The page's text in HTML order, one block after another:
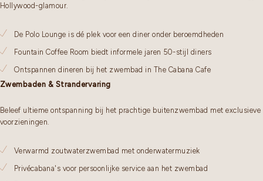
Hollywood-glamour.
De Polo Lounge is dé plek voor een diner onder beroemdheden
Fountain Coffee Room biedt informele jaren 50-stijl diners
Ontspannen dineren bij het zwembad in The Cabana Cafe
Zwembaden & Strandervaring
Beleef ultieme ontspanning bij het prachtige buitenzwembad met exclusieve
voorzieningen.
Verwarmd zoutwaterzwembad met onderwatermuziek
Privécabana's voor persoonlijke service aan het zwembad